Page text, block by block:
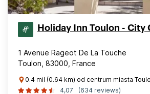
Holiday Inn Toulon - City
1 Avenue Rageot De La Touche
Toulon, 83000, France
0.4 mil (0.64 km) od centrum miasta
4,07
(634 reviews)